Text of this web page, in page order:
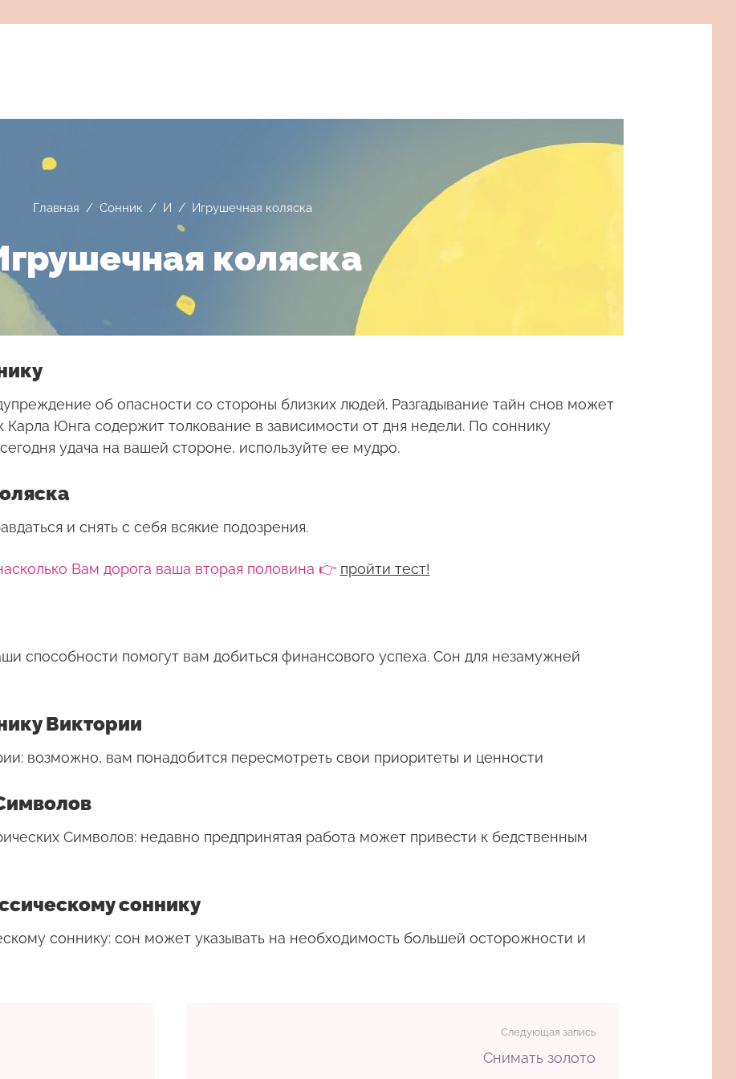
Главная / Сонник / И / Игрушечная коляска
коляска
об опасности со стороны близких людей. Разгадывание тайн снов может
Карла Юнга содержит толкование в зависимости от дня недели. По соннику
удача на вашей стороне, используйте ее мудро.
и снять с себя всякие подозрения.
Вам дорога ваша вторая половина 👉 пройти тест!
способности помогут вам добиться финансового успеха. Сон для незамужней
Виктории
возможно, вам понадобится пересмотреть свои приоритеты и ценности
Символов: недавно предпринятая работа может привести к бедственным
соннику
соннику: сон может указывать на необходимость большей осторожности и
Следующая запись
Снимать золото